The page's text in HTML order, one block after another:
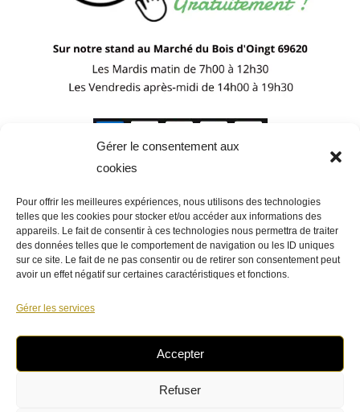
Gérer le consentement aux
cookies
Pour offrir les meilleures expériences, nous utilisons des technologies
telles que les cookies pour stocker et/ou accéder aux informations des
appareils. Le fait de consentir à ces technologies nous permettra de traiter
des données telles que le comportement de navigation ou les ID uniques
sur ce site. Le fait de ne pas consentir ou de retirer son consentement peut
avoir un effet négatif sur certaines caractéristiques et fonctions.
Gérer les services
Accepter
Refuser